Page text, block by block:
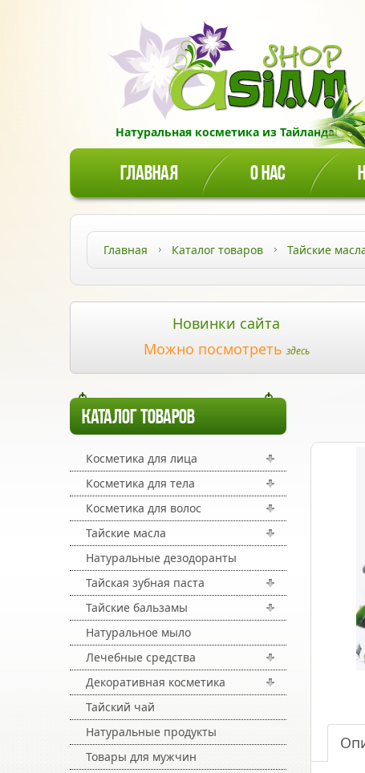
Натуральная косметика из Тайланда!
ГЛАВНАЯ О НАС
Главная Каталог товаров Тайские
Новинки сайта
Можно посмотреть здесь
КАТАЛОГ ТОВАРОВ
Косметика для лица
Косметика для тела
Косметика для волос
Тайские масла
Натуральные дезодоранты
Тайская зубная паста
Тайские бальзамы
Натуральное мыло
Лечебные средства
Декоративная косметика
Тайский чай
Натуральные продукты
Товары для мужчин